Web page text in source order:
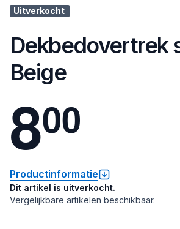
Uitverkocht
Dekbedovertrek
Beige
800
Productinformatie
Dit artikel is uitverkocht.
Vergelijkbare artikelen beschikbaar.